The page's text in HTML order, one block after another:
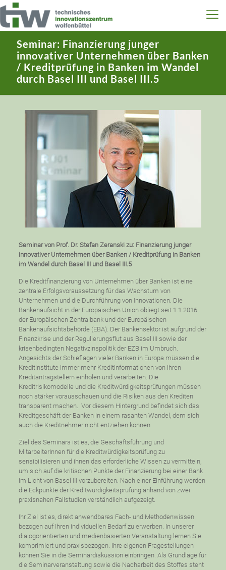
Seminar: Finanzierung junger
innovativer Unternehmen über Banken
/ Kreditprüfung in Banken im Wandel
durch Basel III und Basel III.5
Seminar von Prof. Dr. Stefan Zeranski zu: Finanzierung junger
innovativer Unternehmen über Banken / Kreditprüfung in Banken
im Wandel durch Basel III und Basel III.5
Die Kreditfinanzierung von Unternehmen über Banken ist eine
zentrale Erfolgsvoraussetzung für das Wachstum von
Unternehmen und die Durchführung von Innovationen. Die
Bankenaufsicht in der Europäischen Union obliegt seit 1.1.2016
der Europäischen Zentralbank und der Europäischen
Bankenaufsichtsbehörde (EBA). Der Bankensektor ist aufgrund der
Finanzkrise und der Regulierungsflut aus Basel III sowie der
krisenbedingten Negativzinspolitik der EZB im Umbruch.
Angesichts der Schieflagen vieler Banken in Europa müssen die
Kreditinstitute immer mehr Kreditinformationen von ihren
Kreditantragstellern einholen und verarbeiten. Die
Kreditrisikomodelle und die Kreditwürdigkeitsprüfungen müssen
noch stärker vorausschauen und die Risiken aus den Krediten
transparent machen. Vor diesem Hintergrund befindet sich das
Kreditgeschäft der Banken in einem rasanten Wandel, dem sich
auch die Kreditnehmer nicht entziehen können.
Ziel des Seminars ist es, die Geschäftsführung und
MitarbeiterInnen für die Kreditwürdigkeitsprüfung zu
sensibilisieren und ihnen das erforderliche Wissen zu vermitteln,
um sich auf die kritischen Punkte der Finanzierung bei einer Bank
im Licht von Basel III vorzubereiten. Nach einer Einführung werden
die Eckpunkte der Kreditwürdigkeitsprüfung anhand von zwei
praxisnahen Fallstudien verständlich aufgezeigt.
Ihr Ziel ist es, direkt anwendbares Fach- und Methodenwissen
bezogen auf Ihren individuellen Bedarf zu erwerben. In unserer
dialogorientierten und medienbasierten Veranstaltung lernen Sie
komprimiert und praxisbezogen. Ihre eigenen Fragestellungen
können Sie in die Seminardiskussion einbringen. Als Grundlage für
die Seminarveranstaltung sowie die Nacharbeit des Stoffes steht